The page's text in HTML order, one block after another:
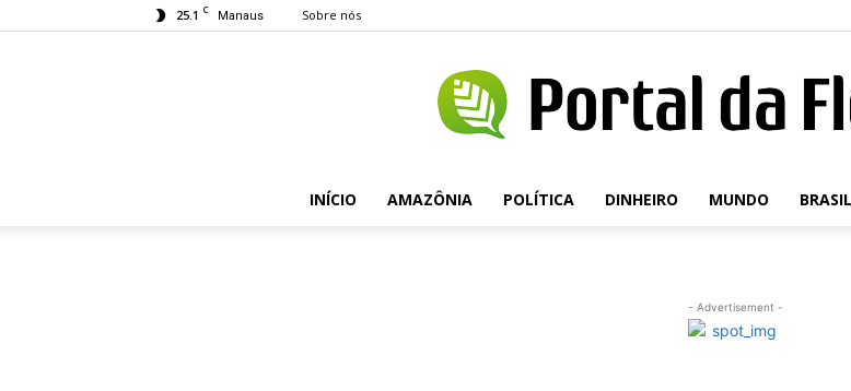
25.1 C Manaus Sobre nós
Portal
INÍCIO AMAZÔNIA POLÍTICA DINHEIRO MUNDO BRASIL
- Advertisement -